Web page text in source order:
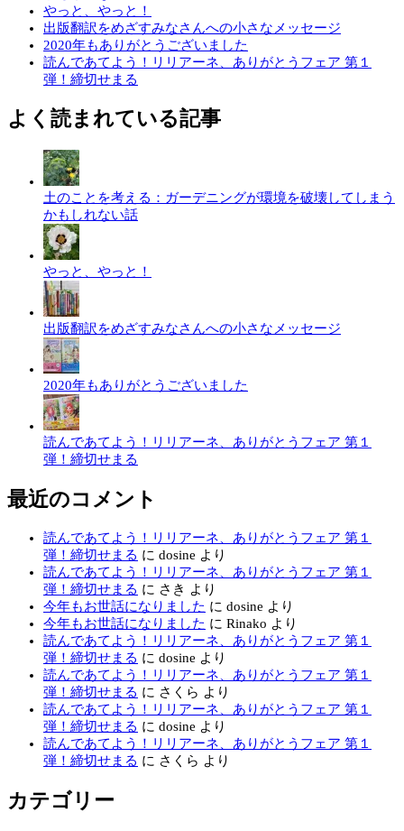
やっと、やっと！
出版翻訳をめざすみなさんへの小さなメッセージ
2020年もありがとうございました
読んであてよう！リリアーネ、ありがとうフェア 第１
弾！締切せまる
よく読まれている記事
土のことを考える：ガーデニングが環境を破壊してしまう
かもしれない話
やっと、やっと！
出版翻訳をめざすみなさんへの小さなメッセージ
2020年もありがとうございました
読んであてよう！リリアーネ、ありがとうフェア 第１
弾！締切せまる
最近のコメント
読んであてよう！リリアーネ、ありがとうフェア 第１
弾！締切せまる に dosine より
読んであてよう！リリアーネ、ありがとうフェア 第１
弾！締切せまる に さき より
今年もお世話になりました に dosine より
今年もお世話になりました に Rinako より
読んであてよう！リリアーネ、ありがとうフェア 第１
弾！締切せまる に dosine より
読んであてよう！リリアーネ、ありがとうフェア 第１
弾！締切せまる に さくら より
読んであてよう！リリアーネ、ありがとうフェア 第１
弾！締切せまる に dosine より
読んであてよう！リリアーネ、ありがとうフェア 第１
弾！締切せまる に さくら より
カテゴリー